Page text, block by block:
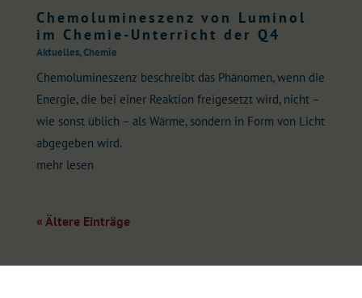
Chemolumineszenz von Luminol
im Chemie-Unterricht der Q4
Aktuelles,Chemie
Chemolumineszenz beschreibt das Phänomen, wenn die
Energie, die bei einer Reaktion freigesetzt wird, nicht –
wie sonst üblich – als Wärme, sondern in Form von Licht
abgegeben wird.
mehr lesen
« Ältere Einträge